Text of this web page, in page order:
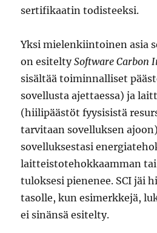
sertifikaatin todisteeksi.
Yksi mielenkiintoinen asia
on esiteltySoftware Carbon
sisältää toiminnalliset
sovellusta ajettaessa) ja
(hiilipäästöt fyysisistä
tarvitaan sovelluksen
sovelluksestasi
laitteistotehokkaamman
tuloksesi pienenee. SCI jäi
tasolle, kun esimerkkejä,
ei sinänsä esitelty.